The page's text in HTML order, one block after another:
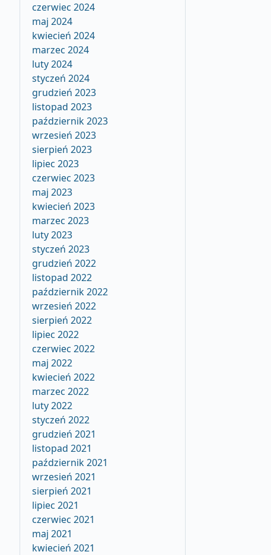
czerwiec 2024
maj 2024
kwiecień 2024
marzec 2024
luty 2024
styczeń 2024
grudzień 2023
listopad 2023
październik 2023
wrzesień 2023
sierpień 2023
lipiec 2023
czerwiec 2023
maj 2023
kwiecień 2023
marzec 2023
luty 2023
styczeń 2023
grudzień 2022
listopad 2022
październik 2022
wrzesień 2022
sierpień 2022
lipiec 2022
czerwiec 2022
maj 2022
kwiecień 2022
marzec 2022
luty 2022
styczeń 2022
grudzień 2021
listopad 2021
październik 2021
wrzesień 2021
sierpień 2021
lipiec 2021
czerwiec 2021
maj 2021
kwiecień 2021